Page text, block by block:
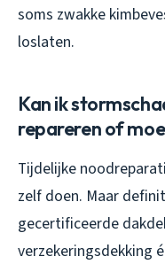
soms zwakke
loslaten.
Kan ik
repareren of
Tijdelijke
zelf doen. Maar
gecertificeerde
verzekeringsdekking